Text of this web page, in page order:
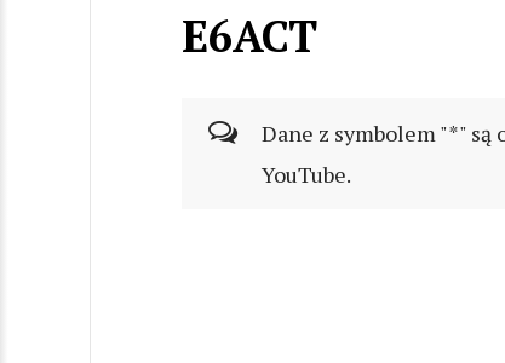
E6ACT
Dane z symbolem "*"
YouTube.